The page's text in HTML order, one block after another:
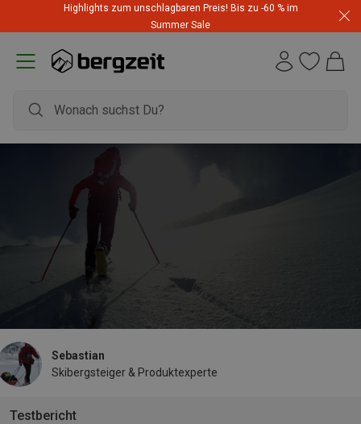
Highlights zum unschlagbaren Preis! Bis zu -60 % im
Summer Sale
Testbericht
Sebastian
Skibergsteiger & Produktexperte